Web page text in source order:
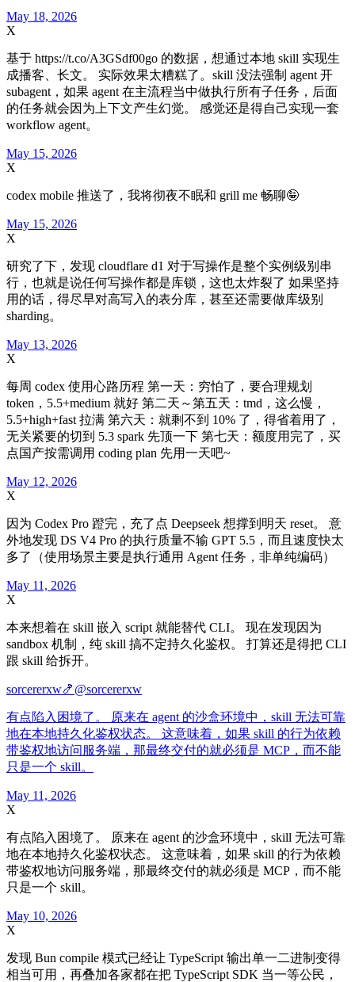
May 18, 2026
X
基于 https://t.co/A3GSdf00go 的数据，想通过本地 skill 实现生
成播客、长文。 实际效果太糟糕了。skill 没法强制 agent 开
subagent，如果 agent 在主流程当中做执行所有子任务，后面
的任务就会因为上下文产生幻觉。 感觉还是得自己实现一套
workflow agent。
May 15, 2026
X
codex mobile 推送了，我将彻夜不眠和 grill me 畅聊🤪
May 15, 2026
X
研究了下，发现 cloudflare d1 对于写操作是整个实例级别串
行，也就是说任何写操作都是库锁，这也太炸裂了 如果坚持
用的话，得尽早对高写入的表分库，甚至还需要做库级别
sharding。
May 13, 2026
X
每周 codex 使用心路历程 第一天：穷怕了，要合理规划
token，5.5+medium 就好 第二天～第五天：tmd，这么慢，
5.5+high+fast 拉满 第六天：就剩不到 10% 了，得省着用了，
无关紧要的切到 5.3 spark 先顶一下 第七天：额度用完了，买
点国产按需调用 coding plan 先用一天吧~
May 12, 2026
X
因为 Codex Pro 蹬完，充了点 Deepseek 想撑到明天 reset。 意
外地发现 DS V4 Pro 的执行质量不输 GPT 5.5，而且速度快太
多了（使用场景主要是执行通用 Agent 任务，非单纯编码）
May 11, 2026
X
本来想着在 skill 嵌入 script 就能替代 CLI。 现在发现因为
sandbox 机制，纯 skill 搞不定持久化鉴权。 打算还是得把 CLI
跟 skill 给拆开。
sorcererxw🍤 @sorcererxw
有点陷入困境了。 原来在 agent 的沙盒环境中，skill 无法可靠
地在本地持久化鉴权状态。 这意味着，如果 skill 的行为依赖
带鉴权地访问服务端，那最终交付的就必须是 MCP，而不能
只是一个 skill。
May 11, 2026
X
有点陷入困境了。 原来在 agent 的沙盒环境中，skill 无法可靠
地在本地持久化鉴权状态。 这意味着，如果 skill 的行为依赖
带鉴权地访问服务端，那最终交付的就必须是 MCP，而不能
只是一个 skill。
May 10, 2026
X
发现 Bun compile 模式已经让 TypeScript 输出单一二进制变得
相当可用，再叠加各家都在把 TypeScript SDK 当一等公民，